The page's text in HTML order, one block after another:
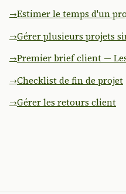
Estimer le temps d'un
Gérer plusieurs projets
Premier brief client —
Checklist de fin de projet
Gérer les retours client